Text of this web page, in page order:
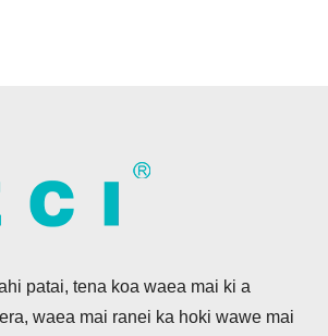
patai, tena koa waea mai ki a
waea mai ranei ka hoki wawe mai